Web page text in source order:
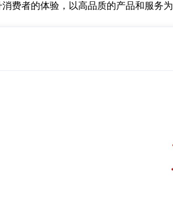
费者的体验，以高品质的产品和服务